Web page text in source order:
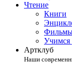
Чтение
Книги
Фильмы
Учимся
Артклуб
Наши